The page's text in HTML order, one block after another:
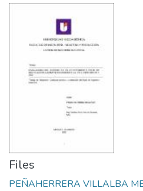
Files
PEÑAHERRERA VILLALBA